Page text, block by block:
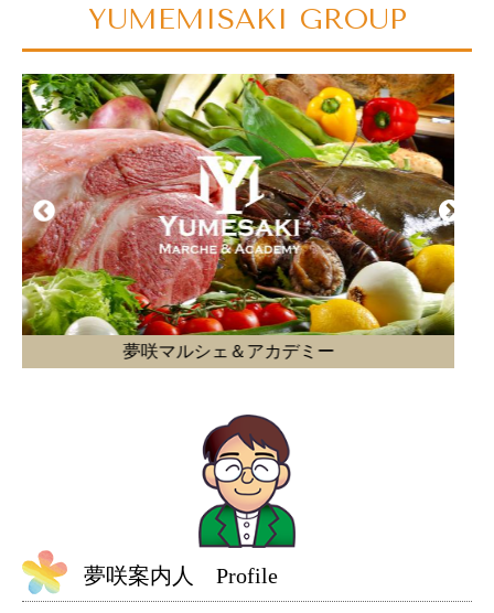
YUMEMISAKI GROUP
バクノス 南房総
夢咲案内人 Profile